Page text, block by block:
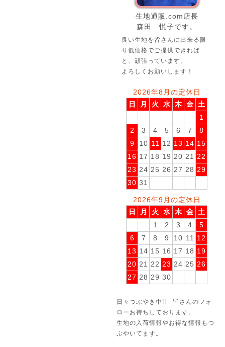
生地通販.com店長
森田 悦子です。
良い生地を皆さんに出来る限
り低価格でご提供できれば
と、頑張っています。
よろしくお願いします！
2026年8月の定休日
日
月 火 水 木 金 土
1
2
3 4 5 6 7
8
9
10 11 12 13 14 15
16 17 18 19 20 21 22
23 24 25 26 27 28 29
30 31
2026年9月の定休日
日
月 火 水 木 金 土
1
2 3 4
5
6
7 8 9 10 11 12
13 14 15 16 17 18 19
20 21 22 23 24 25 26
27 28 29 30
日々つぶやき中!! 皆さんのフォ
ローお待ちしております。
生地の入荷情報やお得な情報もつ
ぶやいてます。